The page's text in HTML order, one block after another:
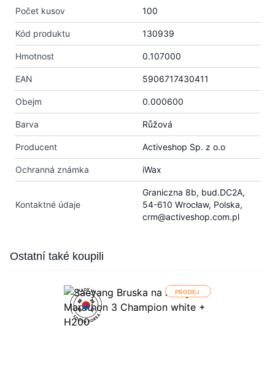
Počet kusov 100
Kód produktu 130939
Hmotnost 0.107000
EAN 5906717430411
Obejm 0.000600
Barva Růžová
Producent Activeshop Sp. z o.o
Ochranná známka iWax
Kontaktné údaje
Graniczna 8b, bud.DC2A,
54-610 Wrocław, Polska,
crm@activeshop.com.pl
Press to skip carousel
Ostatní také koupili
PRODEJ